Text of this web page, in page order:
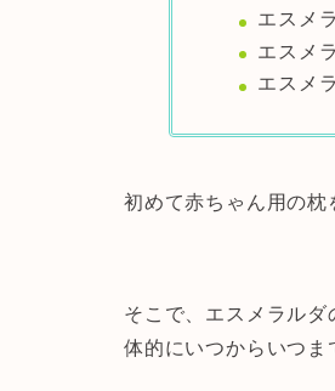
エスメ
エスメ
エスメ
初めて赤ちゃん用の枕
そこで、エスメラル
体的にいつからいつま